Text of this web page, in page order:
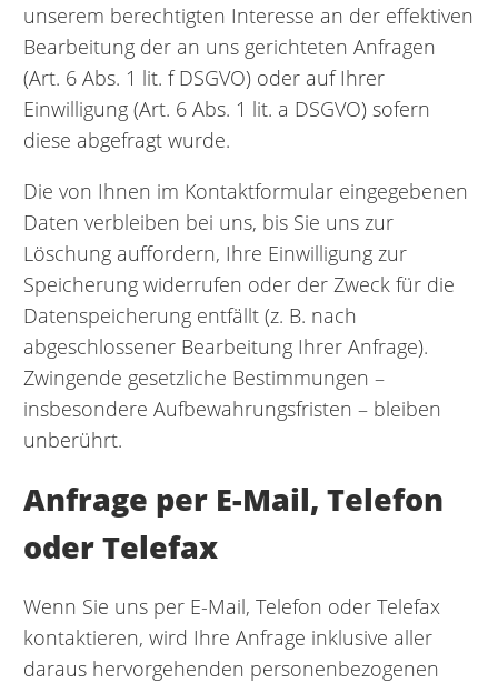
unserem berechtigten Interesse an der effektiven
Bearbeitung der an uns gerichteten Anfragen
(Art. 6 Abs. 1 lit. f DSGVO) oder auf Ihrer
Einwilligung (Art. 6 Abs. 1 lit. a DSGVO) sofern
diese abgefragt wurde.
Die von Ihnen im Kontaktformular eingegebenen
Daten verbleiben bei uns, bis Sie uns zur
Löschung auffordern, Ihre Einwilligung zur
Speicherung widerrufen oder der Zweck für die
Datenspeicherung entfällt (z. B. nach
abgeschlossener Bearbeitung Ihrer Anfrage).
Zwingende gesetzliche Bestimmungen –
insbesondere Aufbewahrungsfristen – bleiben
unberührt.
Anfrage per E-Mail, Telefon
oder Telefax
Wenn Sie uns per E-Mail, Telefon oder Telefax
kontaktieren, wird Ihre Anfrage inklusive aller
daraus hervorgehenden personenbezogenen